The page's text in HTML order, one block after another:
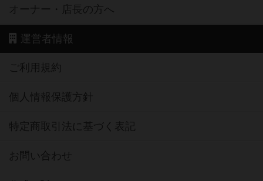
オーナー・店長の方へ
運営者情報
ご利用規約
個人情報保護方針
特定商取引法に基づく表記
お問い合わせ